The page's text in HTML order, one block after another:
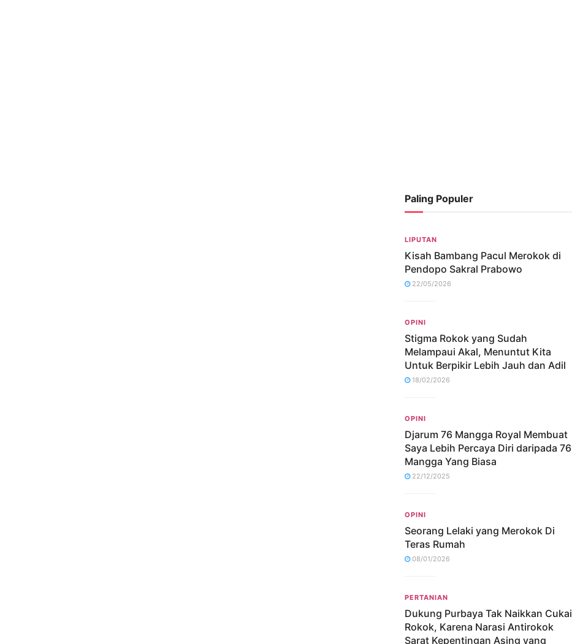
Paling Populer
LIPUTAN
Kisah Bambang Pacul Merokok di
Pendopo Sakral Prabowo
22/05/2026
OPINI
Stigma Rokok yang Sudah
Melampaui Akal, Menuntut Kita
Untuk Berpikir Lebih Jauh dan Adil
18/02/2026
OPINI
Djarum 76 Mangga Royal Membuat
Saya Lebih Percaya Diri daripada 76
Mangga Yang Biasa
22/12/2025
OPINI
Seorang Lelaki yang Merokok Di
Teras Rumah
08/01/2026
PERTANIAN
Dukung Purbaya Tak Naikkan Cukai
Rokok, Karena Narasi Antirokok
Sarat Kepentingan Asing yang